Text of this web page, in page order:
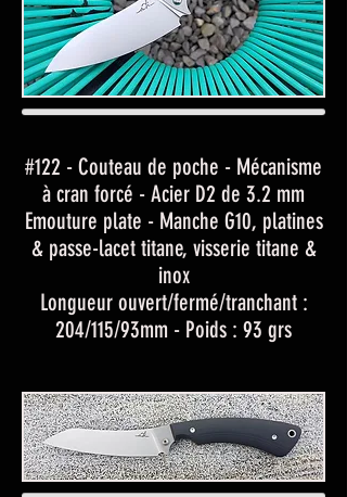
#122 - Couteau de poche - Mécanisme
à cran forcé - Acier D2 de 3.2 mm
Emouture plate - Manche G10, platines
& passe-lacet titane, visserie titane &
inox
Longueur ouvert/fermé/tranchant :
204/115/93mm - Poids : 93 grs